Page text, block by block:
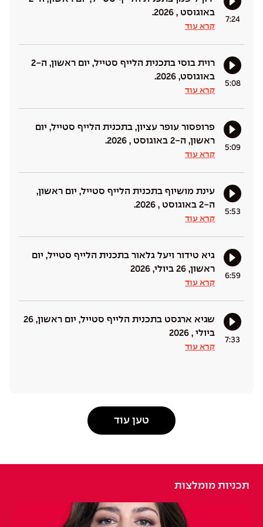
7:24
באוגוסט , 2026.
קרא עוד
5:08
רוית בוסי בתכנית הלייף סטייל, יום ראשון, ה-2
באוגוסט, 2026.
קרא עוד
5:09
פרופסור עופר עציון, בתכנית הלייף סטייל, יום
ראשון, ה-2 באוגוסט , 2026.
קרא עוד
5:53
עינת מושיוף בתכנית הלייף סטייל, יום ראשון,
ה-2 באוגוסט , 2026.
קרא עוד
6:59
גיא טידור ויעל גלאור בתכנית הלייף סטייל, יום
ראשון, 26 ביולי, 2026
קרא עוד
7:33
שגיא ארגסט בתכנית הלייף סטייל, יום ראשון, 26
ביולי , 2026
קרא עוד
טען עוד
תכניות מומלצות